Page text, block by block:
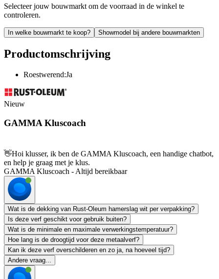
Selecteer jouw bouwmarkt om de voorraad in de winkel te
controleren.
In welke bouwmarkt te koop? Showmodel bij andere bouwmarkten
Productomschrijving
Roestwerend:Ja
Nieuw
GAMMA Kluscoach
👋Hoi klusser, ik ben de GAMMA Kluscoach, een handige chatbot,
en help je graag met je klus.
GAMMA Kluscoach - Altijd bereikbaar
Wat is de dekking van Rust-Oleum hamerslag wit per verpakking?
Is deze verf geschikt voor gebruik buiten?
Wat is de minimale en maximale verwerkingstemperatuur?
Hoe lang is de droogtijd voor deze metaalverf?
Kan ik deze verf overschilderen en zo ja, na hoeveel tijd?
Andere vraag...